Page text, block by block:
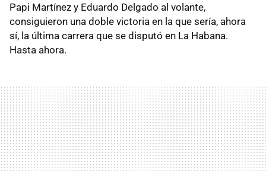
Papi Martínez y Eduardo Delgado al volante,
consiguieron una doble victoria en la que sería, ahora
sí, la última carrera que se disputó en La Habana.
Hasta ahora.